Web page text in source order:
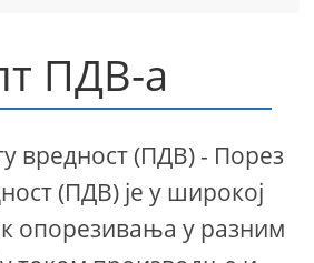
ПДВ-а
вредност (ПДВ) - Порез
(ПДВ) је у широкој
опорезивања у разним